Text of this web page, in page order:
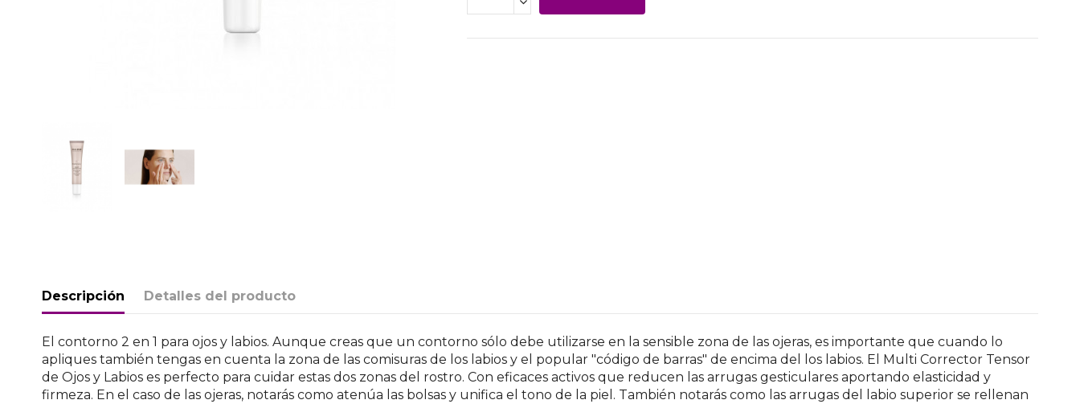
Descripción Detalles del producto
El contorno 2 en 1 para ojos y labios. Aunque creas que un contorno sólo debe utilizarse en la sensible zona de las ojeras, es importante que cuando lo
apliques también tengas en cuenta la zona de las comisuras de los labios y el popular "código de barras" de encima del los labios. El Multi Corrector Tensor
de Ojos y Labios es perfecto para cuidar estas dos zonas del rostro. Con eficaces activos que reducen las arrugas gesticulares aportando elasticidad y
firmeza. En el caso de las ojeras, notarás como atenúa las bolsas y unifica el tono de la piel. También notarás como las arrugas del labio superior se rellenan